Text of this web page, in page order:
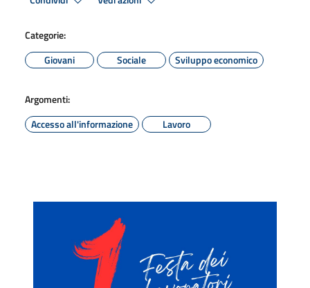
Categorie:
Giovani
Sociale Sviluppo economico
Argomenti:
Accesso all'informazione
Lavoro